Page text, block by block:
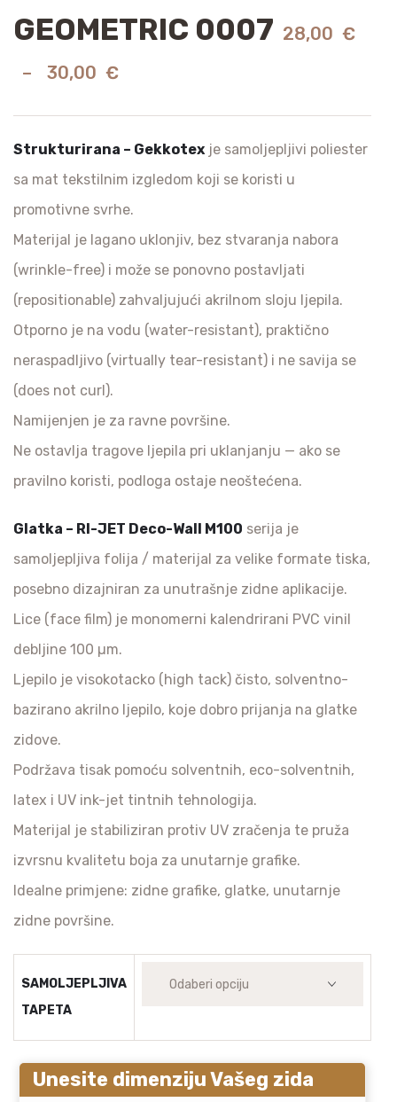
GEOMETRIC 0007 28,00 €
–
30,00 €
Strukturirana – Gekkotex je samoljepljivi poliester
sa mat tekstilnim izgledom koji se koristi u
promotivne svrhe.
Materijal je lagano uklonjiv, bez stvaranja nabora
(wrinkle-free) i može se ponovno postavljati
(repositionable) zahvaljujući akrilnom sloju ljepila.
Otporno je na vodu (water-resistant), praktično
neraspadljivo (virtually tear-resistant) i ne savija se
(does not curl).
Namijenjen je za ravne površine.
Ne ostavlja tragove ljepila pri uklanjanju — ako se
pravilno koristi, podloga ostaje neoštećena.
Glatka – RI-JET Deco-Wall M100 serija je
samoljepljiva folija / materijal za velike formate tiska,
posebno dizajniran za unutrašnje zidne aplikacije.
Lice (face film) je monomerni kalendrirani PVC vinil
debljine 100 µm.
Ljepilo je visokotacko (high tack) čisto, solventno-
bazirano akrilno ljepilo, koje dobro prijanja na glatke
zidove.
Podržava tisak pomoću solventnih, eco-solventnih,
latex i UV ink-jet tintnih tehnologija.
Materijal je stabiliziran protiv UV zračenja te pruža
izvrsnu kvalitetu boja za unutarnje grafike.
Idealne primjene: zidne grafike, glatke, unutarnje
zidne površine.
SAMOLJEPLJIVA
TAPETA
Unesite dimenziju Vašeg zida